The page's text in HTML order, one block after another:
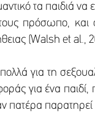
τα παιδιά να
πρόσωπο, και
(Walsh et al.,
για τη
για ένα
πατέρα